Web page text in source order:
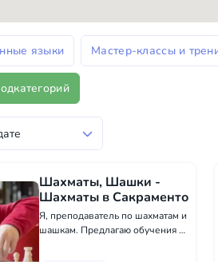
языки Мастер-классы и
Шахматы, Шашки -
Шахматы в Сакраменто
Я, преподаватель по шахматам и
шашкам. Предлагаю обучения в